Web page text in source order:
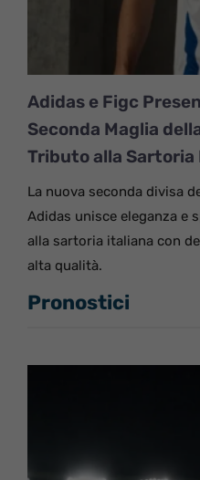
Adidas e Figc
Seconda Maglia
Tributo alla Sartoria
La nuova seconda divisa
Adidas unisce eleganza e
alla sartoria italiana con
alta qualità.
Pronostici